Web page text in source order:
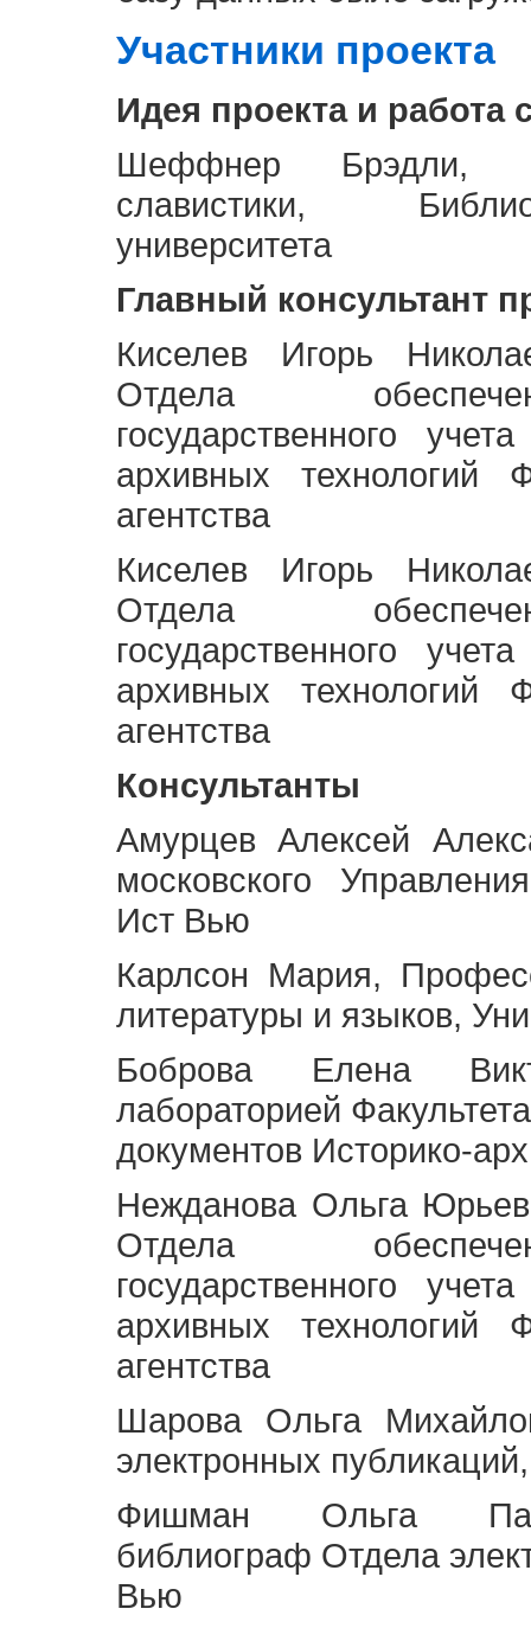
Участники проекта
Идея проекта и работа
Шеффнер Брэдли,
славистики,
университета
Главный консультант
Киселев Игорь
Отдела
государственного
архивных технологий
агентства
Киселев Игорь
Отдела
государственного
архивных технологий
агентства
Консультанты
Амурцев Алексей
московского
Ист Вью
Карлсон Мария,
литературы и языков,
Боброва Елена
лабораторией
документов Историко-
Нежданова Ольга
Отдела
государственного
архивных технологий
агентства
Шарова Ольга
электронных
Фишман Ольга
библиограф Отдела
Вью